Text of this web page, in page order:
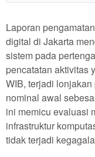
Laporan
digital di Jakarta
sistem pada
pencatatan aktivitas
WIB, terjadi
nominal awal
ini memicu evaluasi
infrastruktur
tidak terjadi